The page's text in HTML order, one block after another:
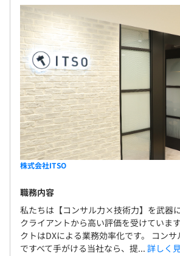
株式会社ITSO
職務内容
私たちは【コンサル力×技術力】を武器
クライアントから高い評価を受けていま
クトはDXによる業務効率化です。 コン
ですべて手がける当社なら、提... 詳しく